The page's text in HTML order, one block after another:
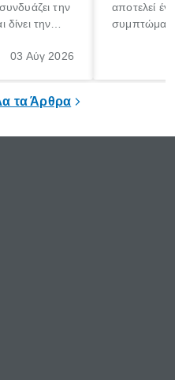
την
την
μέρες
03 Αύγ 2026
αποτελεί
τα Άρθρα